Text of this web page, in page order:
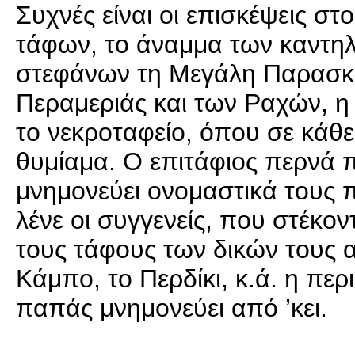
Συχνές είναι οι επισκέψεις
τάφων, το άναμμα των
στεφάνων τη Μεγάλη
Περαμεριάς και των Ραχών, η
το νεκροταφείο, όπου σε κάθε
θυμίαμα. Ο επιτάφιος
μνημονεύει ονομαστικά
λένε οι συγγενείς, που
τους τάφους των δικών
Κάμπο, το Περδίκι, κ.ά. η
παπάς μνημονεύει από ’κει.